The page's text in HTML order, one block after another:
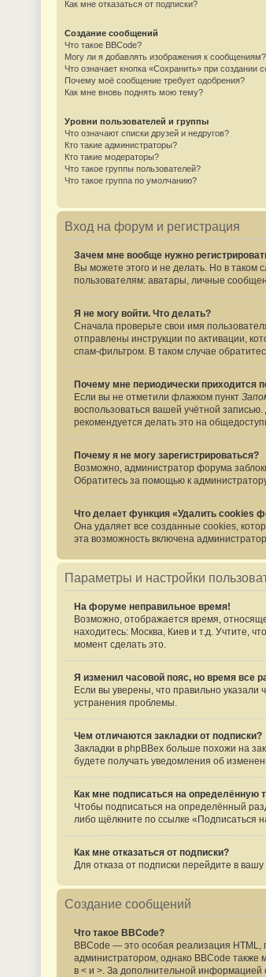
Как мне отказаться от подписки?
Создание сообщений
Что такое BBCode?
Могу ли я добавлять изображения к сообщениям?
Что означает кнопка «Сохранить» при создании
Почему моё сообщение требует одобрения?
Как мне вновь поднять мою тему?
Уровни пользователей и группы
Что означают списки друзей и недругов?
Кто такие администраторы?
Кто такие модераторы?
Что такое группы пользователей?
Что такое группа по умолчанию?
Вход на форум и регистрация
Зачем мне вообще нужно
Вы можете этого и не делать. Но в
пользователям: аватары, личные
Я не могу войти. Что делать?
Сначала проверьте свои имя
отправлены инструкции по активации,
спам-фильтром. В таком случае
Почему мне периодически приходится
Если вы не отметили флажком пункт
воспользоваться вашей учётной
рекомендуется делать это на
Почему я не могу зарегистрироваться?
Возможно, администратор форума
Обратитесь за помощью к
Что делает функция «Удалить cookies
Она удаляет все созданные cookies,
эта возможность включена
Параметры и настройки
На форуме неправильное время!
Возможно, отображается время,
находитесь: Москва, Киев и т.д. Учтите,
момент сделать это.
Я изменил часовой пояс, но время все
Если вы уверены, что правильно
устранения проблемы.
Чем отличаются закладки от подписки?
Закладки в phpBBex больше похожи на
будете получать уведомления об
Как мне подписаться на определённую
Чтобы подписаться на определённый
либо щёлкните по ссылке «Подписаться
Как мне отказаться от подписки?
Для отказа от подписки перейдите в
Создание сообщений
Что такое BBCode?
BBCode — это особая реализация
администратором, однако BBCode также
в < и >. За дополнительной информацией